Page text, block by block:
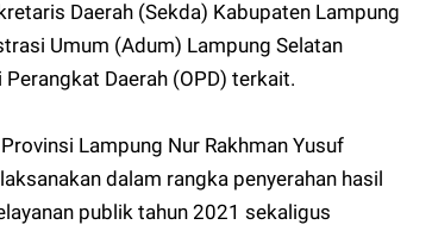
Daerah (Sekda) Kabupaten Lampung
Umum (Adum) Lampung Selatan
Daerah (OPD) terkait.
Lampung Nur Rakhman Yusuf
dalam rangka penyerahan hasil
publik tahun 2021 sekaligus